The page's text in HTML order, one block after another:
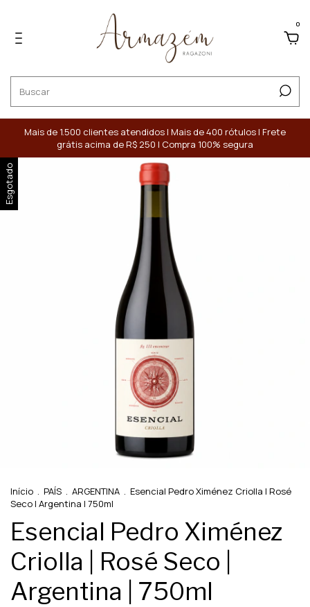
0
Mais de 1.500 clientes atendidos | Mais de 400 rótulos | Frete
grátis acima de R$ 250 | Compra 100% segura
Esgotado
Início . PAÍS . ARGENTINA . Esencial Pedro Ximénez Criolla | Rosé
Seco | Argentina | 750ml
Esencial Pedro Ximénez
Criolla | Rosé Seco |
Argentina | 750ml